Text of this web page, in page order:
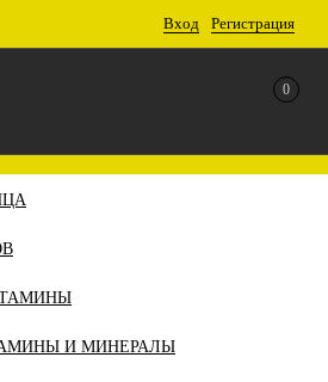
Вход Регистрация
0
И МИНЕРАЛЫ